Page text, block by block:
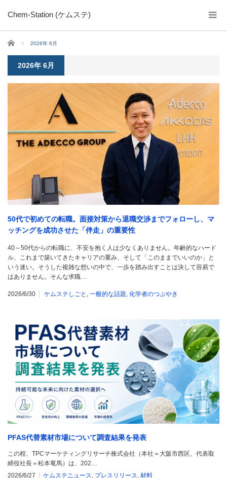
Chem-Station (ケムステ)
ホーム 2026年 6月
2026年 6月
50代で初めての転職。面接対策から退職交渉までフォローし、マ
ッチングを成功させた「伴走」の重要性
40～50代からの転職に、不安を抱く人は少なくありません。年齢的なハード
ル、これまで築いてきたキャリアの重み、そして「このままでいいのか」と
いう迷い。そうした複雑な想いの中で、一歩を踏み出すことは決して容易で
はありません。そんな求職…
2026/6/30 ケムステしごと , 一般的な話題, 化学者のつぶやき
PFAS代替素材市場について調査結果を発表
この程、TPCマーケティングリサーチ株式会社（本社＝大阪市西区、代表取
締役社長＝松本竜馬）は、202…
2026/6/27
ケムステニュース プレスリリース 材料